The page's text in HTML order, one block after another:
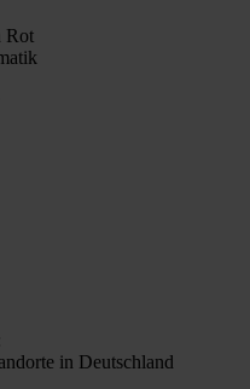
Rot
in Deutschland